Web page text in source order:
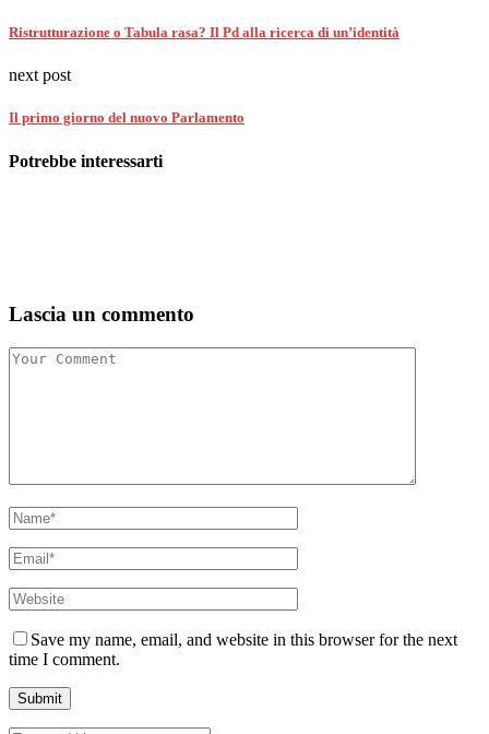
Ristrutturazione o Tabula rasa? Il Pd alla ricerca di un’identità
next post
Il primo giorno del nuovo Parlamento
Potrebbe interessarti
Lascia un commento
Save my name, email, and website in this browser for the next
time I comment.